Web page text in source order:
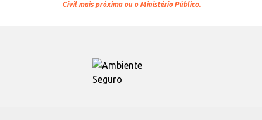
Civil mais próxima ou o Ministério Público.